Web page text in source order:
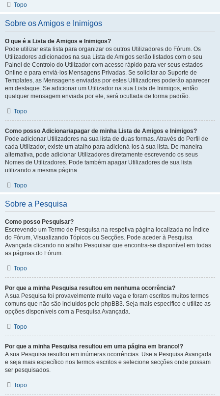
Topo
Sobre os Amigos e Inimigos
O que é a Lista de Amigos e Inimigos?
Pode utilizar esta lista para organizar os outros Utilizadores do Fórum. Os
Utilizadores adicionados na sua Lista de Amigos serão listados com o seu
Painel de Controlo do Utilizador com acesso rápido para ver seus estados
Online e para enviá-los Mensagens Privadas. Se solicitar ao Suporte de
Templates, as Mensagens enviadas por estes Utilizadores poderão aparecer
em destaque. Se adicionar um Utilizador na sua Lista de Inimigos, então
qualquer mensagem enviada por ele, será ocultada de forma padrão.
Topo
Como posso Adicionar/apagar de minha Lista de Amigos e Inimigos?
Pode adicionar Utilizadores na sua lista de duas formas. Através do Perfil de
cada Utilizador, existe um atalho para adicioná-los à sua lista. De maneira
alternativa, pode adicionar Utilizadores diretamente escrevendo os seus
Nomes de Utilizadores. Pode também apagar Utilizadores de sua lista
utilizando a mesma página.
Topo
Sobre a Pesquisa
Como posso Pesquisar?
Escrevendo um Termo de Pesquisa na respetiva página localizada no Índice
do Fórum, Visualizando Tópicos ou Secções. Pode aceder à Pesquisa
Avançada clicando no atalho Pesquisar que encontra-se disponível em todas
as páginas do Fórum.
Topo
Por que a minha Pesquisa resultou em nenhuma ocorrência?
A sua Pesquisa foi provavelmente muito vaga e foram escritos muitos termos
comuns que não são incluídos pelo phpBB3. Seja mais específico e utilize as
opções disponíveis com a Pesquisa Avançada.
Topo
Por que a minha Pesquisa resultou em uma página em branco!?
A sua Pesquisa resultou em inúmeras ocorrências. Use a Pesquisa Avançada
e seja mais específico nos termos escritos e selecione secções onde possam
ser pesquisados.
Topo